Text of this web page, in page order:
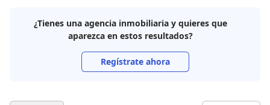
¿Tienes una agencia inmobiliaria y quieres que
aparezca en estos resultados?
Regístrate ahora